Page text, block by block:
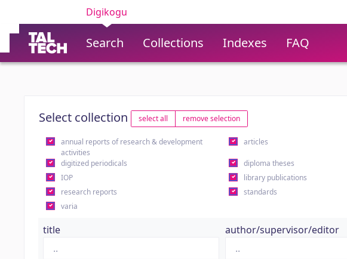
Digikogu
Search Collections Indexes FAQ
Select collection select all remove selection
annual reports of research & development
activities
articles
digitized periodicals diploma theses
IOP
library publications
research reports
standards
varia
title author/supervisor/editor